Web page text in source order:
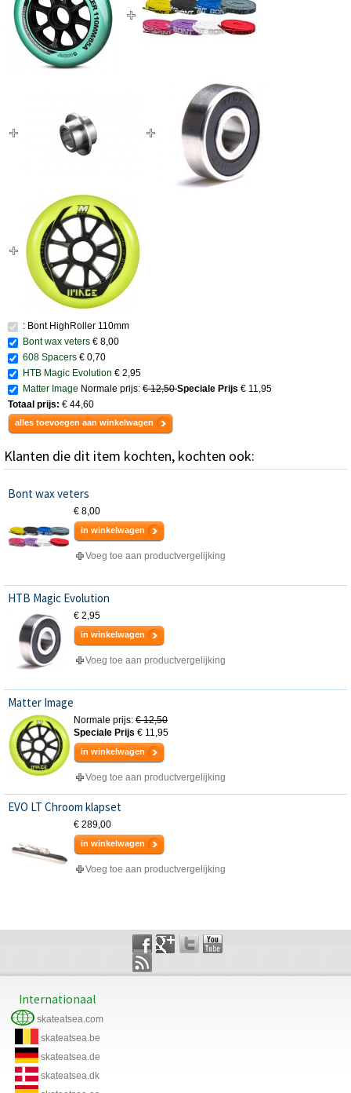
: Bont HighRoller 110mm
Bont wax veters € 8,00
608 Spacers € 0,70
HTB Magic Evolution € 2,95
Matter Image Normale prijs: € 12,50Speciale Prijs € 11,95
Totaal prijs: € 44,60
alles toevoegen aan winkelwagen
Klanten die dit item kochten, kochten ook:
Bont wax veters
€ 8,00
in winkelwagen
Voeg toe aan productvergelijking
HTB Magic Evolution
€ 2,95
in winkelwagen
Voeg toe aan productvergelijking
Matter Image
Normale prijs: € 12,50
Speciale Prijs € 11,95
in winkelwagen
Voeg toe aan productvergelijking
EVO LT Chroom klapset
€ 289,00
in winkelwagen
Voeg toe aan productvergelijking
Internationaal
skateatsea.com
skateatsea.be
skateatsea.de
skateatsea.dk